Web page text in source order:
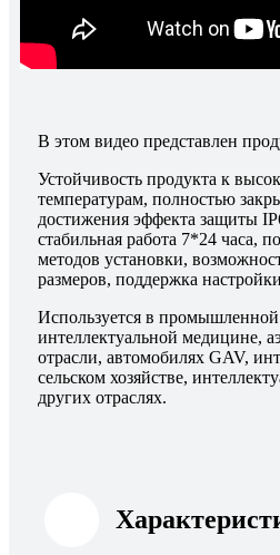
В этом видео представлен
Устойчивость продукта к
температурам, полностью
достижения эффекта защиты
стабильная работа 7*24 часа,
методов установки,
размеров, поддержка
Используется в промышленной
интеллектуальной медицине,
отрасли, автомобилях GAV,
сельском хозяйстве,
других отраслях.